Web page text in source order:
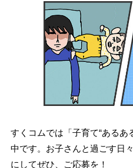
すくコムでは「子育て“あるあ
中です。お子さんと過ごす日
にしてぜひ、ご応募を！